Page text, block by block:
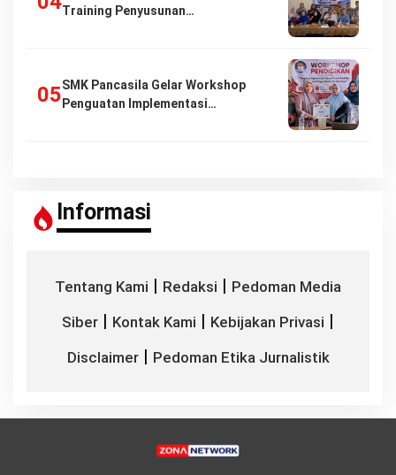
Training Penyusunan…
SMK Pancasila Gelar Workshop
Penguatan Implementasi…
Informasi
Tentang Kami | Redaksi | Pedoman Media
Siber | Kontak Kami | Kebijakan Privasi |
Disclaimer| Pedoman Etika Jurnalistik